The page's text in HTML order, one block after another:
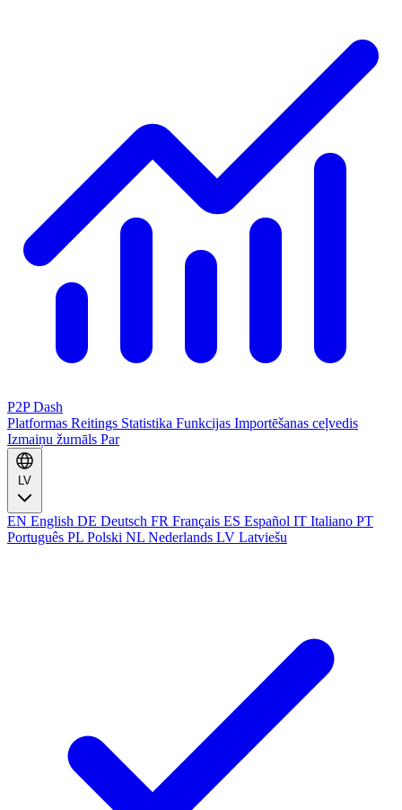
P2P Dash
Platformas Reitings Statistika Funkcijas Importēšanas ceļvedis
Izmaiņu žurnāls Par
LV
EN English DE Deutsch FR Français ES Español IT Italiano PT
Português PL Polski NL Nederlands LV Latviešu